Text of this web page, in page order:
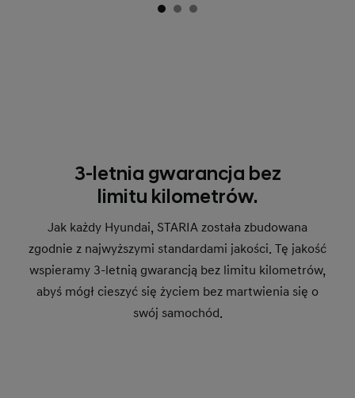
3-letnia gwarancja bez
limitu kilometrów.
Jak każdy Hyundai, STARIA została zbudowana
zgodnie z najwyższymi standardami jakości. Tę jakość
wspieramy 3-letnią gwarancją bez limitu kilometrów,
abyś mógł cieszyć się życiem bez martwienia się o
swój samochód.